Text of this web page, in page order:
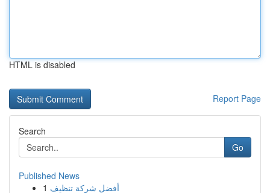
HTML is disabled
Report Page
Search
Go
Published News
1 أفضل شركة تنظيف